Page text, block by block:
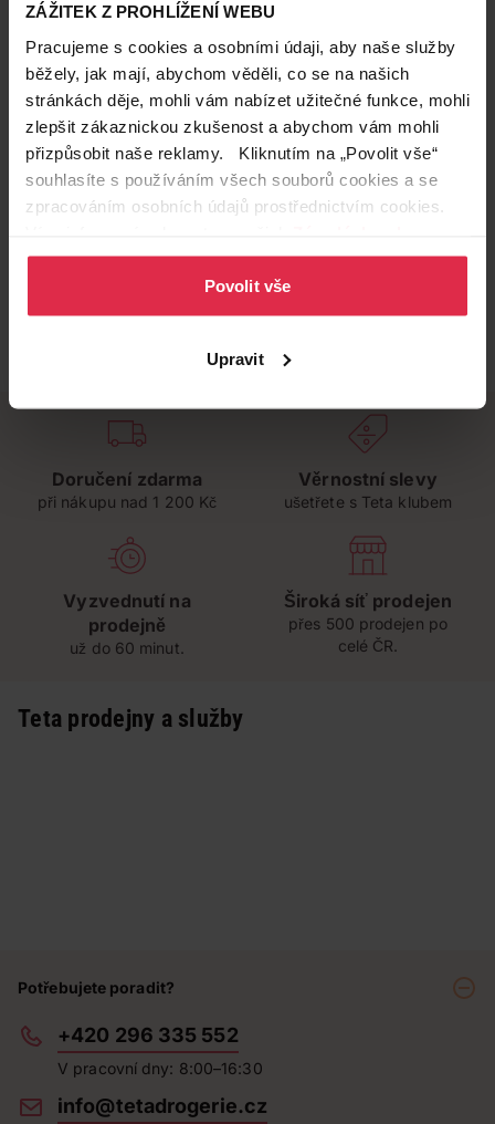
ZÁŽITEK Z PROHLÍŽENÍ WEBU
Pracujeme s cookies a osobními údaji, aby naše služby
běžely, jak mají, abychom věděli, co se na našich
stránkách děje, mohli vám nabízet užitečné funkce, mohli
zlepšit zákaznickou zkušenost a abychom vám mohli
přizpůsobit naše reklamy. Kliknutím na „Povolit vše“
souhlasíte s používáním všech souborů cookies a se
zpracováním osobních údajů prostřednictvím cookies.
osobních údajů.
Povolit vše
Upravit
Doručení zdarma
při nákupu nad 1 200 Kč
Věrnostní slevy
ušetřete s Teta klubem
Vyzvednutí na
prodejně
už do 60 minut.
Široká síť prodejen
přes 500 prodejen po
celé ČR.
Teta prodejny a služby
Potřebujete poradit?
+420 296 335 552
V pracovní dny: 8:00–16:30
info@tetadrogerie.cz